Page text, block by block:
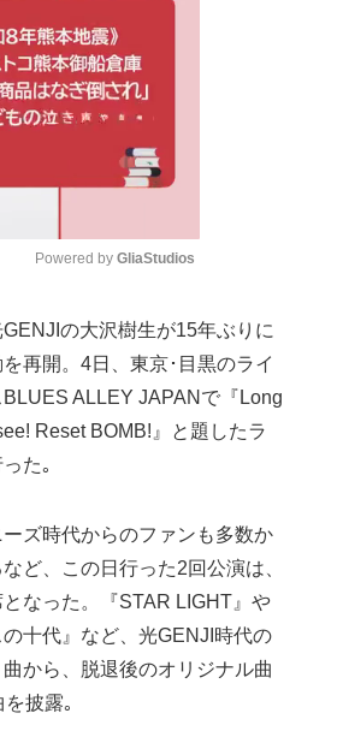
M
u
t
e
Powered by GliaStudios
の大沢樹生が15年ぶりに
再開。4日、東京･目黒のライ
ALLEY JAPANで『Long
Reset BOMB!』と題したラ
た｡
ズ時代からのファンも多数か
ど、この日行った2回公演は、
なった。『STAR LIGHT』や
の十代』など、光GENJI時代の
から、脱退後のオリジナル曲
披露｡